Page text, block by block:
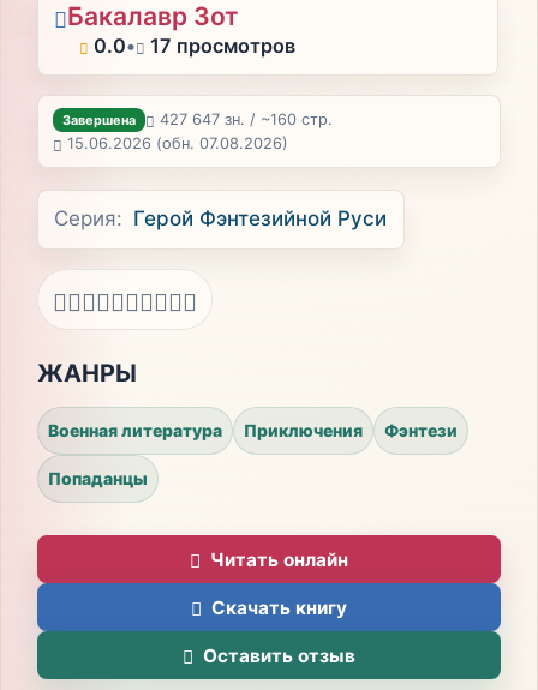
Бакалавр Зот
0.0• 17 просмотров
Завершена
427 647 зн. / ~160 стр.
15.06.2026 (обн. 07.08.2026)
Серия: Герой Фэнтезийной Руси
ЖАНРЫ
Военная литература Приключения Фэнтези
Попаданцы
Читать онлайн
Скачать книгу
Оставить отзыв